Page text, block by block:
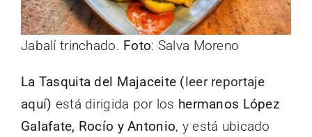
Jabalí trinchado. Foto: Salva Moreno
La Tasquita del Majaceite (leer reportaje
aquí) está dirigida por los hermanos López
Galafate, Rocío y Antonio, y está ubicado